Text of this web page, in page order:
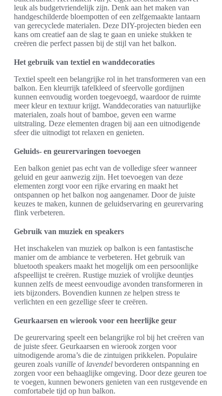
leuk als budgetvriendelijk zijn. Denk aan het maken van
handgeschilderde bloempotten of een zelfgemaakte lantaarn
van gerecyclede materialen. Deze DIY-projecten bieden een
kans om creatief aan de slag te gaan en unieke stukken te
creëren die perfect passen bij de stijl van het balkon.
Het gebruik van textiel en wanddecoraties
Textiel speelt een belangrijke rol in het transformeren van een
balkon. Een kleurrijk tafelkleed of sfeervolle gordijnen
kunnen eenvoudig worden toegevoegd, waardoor de ruimte
meer kleur en textuur krijgt. Wanddecoraties van natuurlijke
materialen, zoals hout of bamboe, geven een warme
uitstraling. Deze elementen dragen bij aan een uitnodigende
sfeer die uitnodigt tot relaxen en genieten.
Geluids- en geurervaringen toevoegen
Een balkon geniet pas echt van de volledige sfeer wanneer
geluid en geur aanwezig zijn. Het toevoegen van deze
elementen zorgt voor een rijke ervaring en maakt het
ontspannen op het balkon nog aangenamer. Door de juiste
keuzes te maken, kunnen de geluidservaring en geurervaring
flink verbeteren.
Gebruik van muziek en speakers
Het inschakelen van muziek op balkon is een fantastische
manier om de ambiance te verbeteren. Het gebruik van
bluetooth speakers maakt het mogelijk om een persoonlijke
afspeellijst te creëren. Rustige muziek of vrolijke deuntjes
kunnen zelfs de meest eenvoudige avonden transformeren in
iets bijzonders. Bovendien kunnen ze helpen stress te
verlichten en een gezellige sfeer te creëren.
Geurkaarsen en wierook voor een heerlijke geur
De geurervaring speelt een belangrijke rol bij het creëren van
de juiste sfeer. Geurkaarsen en wierook zorgen voor
uitnodigende aroma’s die de zintuigen prikkelen. Populaire
geuren zoals vanille of lavendel bevorderen ontspanning en
zorgen voor een behaaglijke omgeving. Door deze geuren toe
te voegen, kunnen bewoners genieten van een rustgevende en
comfortabele tijd op hun balkon.